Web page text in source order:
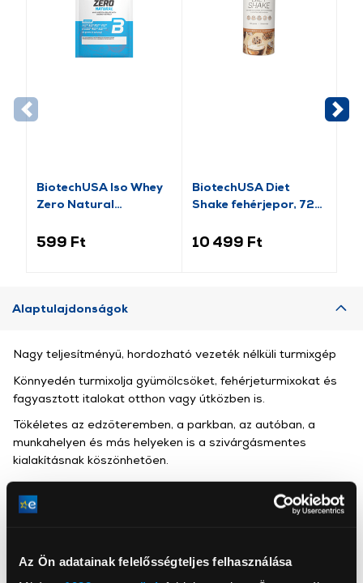
Az Ön adatainak felelősségteljes felhasználása
BiotechUSA Iso Whey
Zero Natural
25 g, kókusz
599 Ft
BiotechUSA Diet
Shake fehérjepor, 720
10 499 Ft
Alaptulajdonságok
Nagy teljesítményű, hordozható vezeték nélküli turmixgép
Könnyedén turmixolja gyümölcsöket, fehérjeturmixokat és
fagyasztott italokat otthon vagy útközben is.
Tökéletes az edzőteremben, a parkban, az autóban, a
munkahelyen és más helyeken is a szivárgásmentes
kialakításnak köszönhetően.
USB-C csatlakozóval
Fagyasztott gyümölcsök turmixolása és a jég könnyű
A Ninja legkompaktabb és legcsendesebb turmixgépe